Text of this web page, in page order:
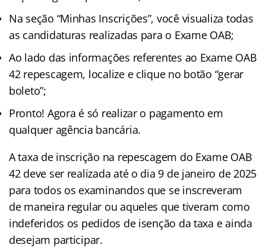
Na seção “Minhas Inscrições”, você visualiza todas
as candidaturas realizadas para o Exame OAB;
Ao lado das informações referentes ao Exame OAB
42 repescagem, localize e clique no botão “gerar
boleto”;
Pronto! Agora é só realizar o pagamento em
qualquer agência bancária.
A taxa de inscrição na repescagem do Exame OAB
42 deve ser realizada até o dia 9 de janeiro de 2025
para todos os examinandos que se inscreveram
de maneira regular ou aqueles que tiveram como
indeferidos os pedidos de isenção da taxa e ainda
desejam participar.